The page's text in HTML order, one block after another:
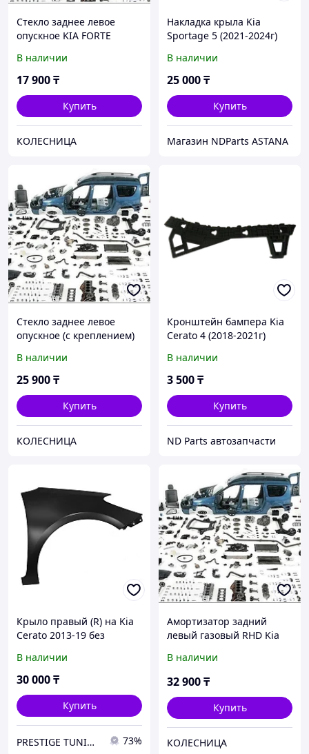
Стекло заднее левое
опускное KIA FORTE
09 RD LH
В наличии
17 900₸
Купить
КОЛЕСНИЦА
Накладка крыла Kia
Sportage 5 (2021-2024г)
В наличии
25 000₸
Купить
Магазин NDParts ASTANA
Стекло заднее левое
опускное (с креплением)
4451LGNS4RD RD LH
В наличии
25 900₸
Купить
КОЛЕСНИЦА
Кронштейн бампера Kia
Cerato 4 (2018-2021г)
В наличии
3 500₸
Купить
ND Parts автозапчасти
Крыло правый (R) на Kia
Cerato 2013-19 без
повторитель (SAT TW)
В наличии
30 000₸
Купить
PRESTIGE TUNING 73%
Амортизатор задний
левый газовый RHD Kia
В наличии
32 900₸
Купить
КОЛЕСНИЦА